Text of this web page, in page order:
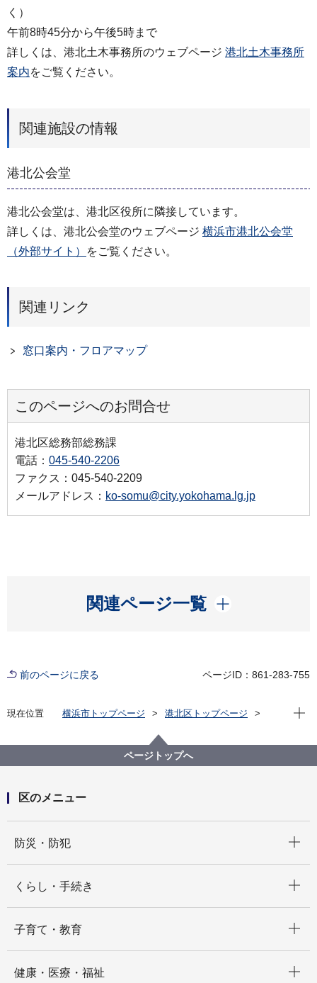
く）
午前8時45分から午後5時まで
詳しくは、港北土木事務所のウェブページ 港北土木事務所
案内をご覧ください。
関連施設の情報
港北公会堂
港北公会堂は、港北区役所に隣接しています。
詳しくは、港北公会堂のウェブページ 横浜市港北公会堂
（外部サイト）
をご覧ください。
関連リンク
窓口案内・フロアマップ
このページへのお問合せ
港北区総務部総務課
電話： 045-540-2206
ファクス：045-540-2209
メールアドレス： ko-somu@city.yokohama.lg.jp
関連ページ一覧
開く
前のページに戻る ページID：861-283-755
現在位置 横浜市トップページ
港北区トップページ
港北区役所 アクセス・駐車場
現在
ページトップへ
区のメニュー
防災・防犯
くらし・手続き
子育て・教育
健康・医療・福祉